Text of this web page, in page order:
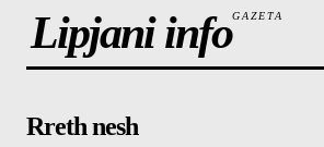
Lipjani infoGAZETA
Rreth nesh